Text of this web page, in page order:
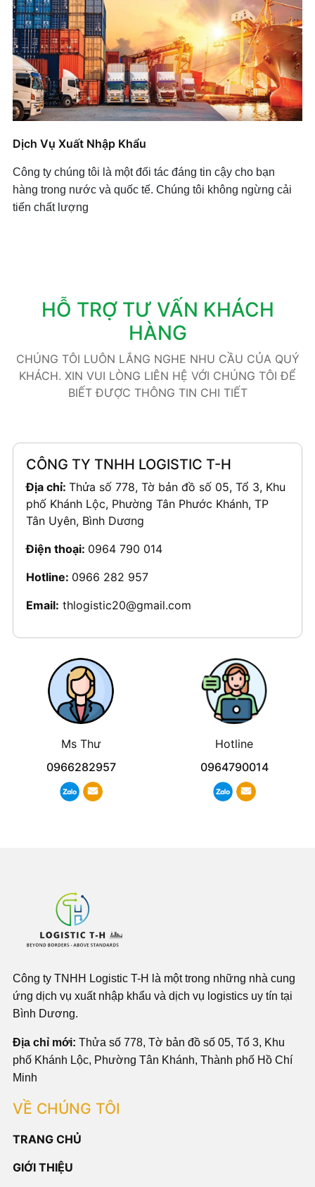
Dịch Vụ Xuất Nhập Khẩu
Công ty chúng tôi là một đối tác đáng tin cậy cho bạn
hàng trong nước và quốc tế. Chúng tôi không ngừng cải
tiến chất lượng
HỖ TRỢ TƯ VẤN KHÁCH
HÀNG
CHÚNG TÔI LUÔN LẮNG NGHE NHU CẦU CỦA QUÝ
KHÁCH. XIN VUI LÒNG LIÊN HỆ VỚI CHÚNG TÔI ĐỂ
BIẾT ĐƯỢC THÔNG TIN CHI TIẾT
CÔNG TY TNHH LOGISTIC T-H
Địa chỉ: Thửa số 778, Tờ bản đồ số 05, Tổ 3, Khu
phố Khánh Lộc, Phường Tân Phước Khánh, TP
Tân Uyên, Bình Dương
Điện thoại: 0964 790 014
Hotline: 0966 282 957
Email: thlogistic20@gmail.com
Ms Thư
0966282957
Hotline
0964790014
Công ty TNHH Logistic T-H là một trong những nhà cung
ứng dịch vụ xuất nhập khẩu và dịch vụ logistics uy tín tại
Bình Dương.
Địa chỉ mới: Thửa số 778, Tờ bản đồ số 05, Tổ 3, Khu
phố Khánh Lộc, Phường Tân Khánh, Thành phố Hồ Chí
Minh
VỀ CHÚNG TÔI
TRANG CHỦ
GIỚI THIỆU